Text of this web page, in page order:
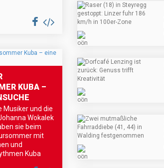
KUBA –
Musiker und die
Wokalek
sie beim
mit
und
Kuba